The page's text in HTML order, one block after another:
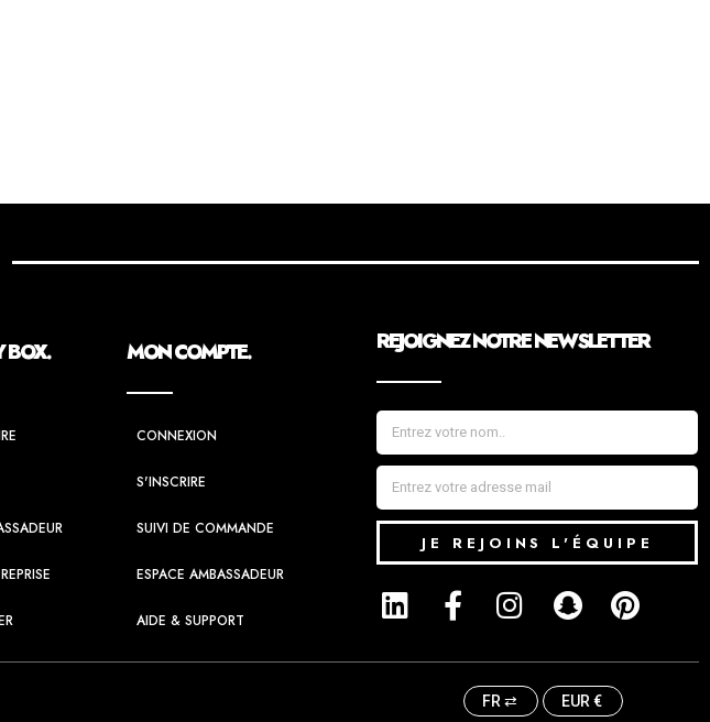
BOX. MON COMPTE.
CONNEXION
S'INSCRIRE
SUIVI DE COMMANDE
ESPACE AMBASSADEUR
AIDE & SUPPORT
REJOIGNEZ NOTRE NEWSLETTER
JE REJOINS L'ÉQUIPE
FR ⇄ EUR €